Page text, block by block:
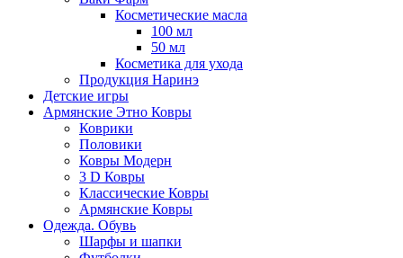
Косметические масла
100 мл
50 мл
Косметика для ухода
Продукция Наринэ
Детские игры
Армянские Этно Ковры
Коврики
Половики
Ковры Модерн
3 D Ковры
Классические Ковры
Армянские Ковры
Одежда. Обувь
Шарфы и шапки